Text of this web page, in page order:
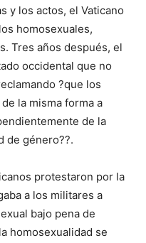
y los actos, el Vaticano
homosexuales,
Tres años después, el
occidental que no
?que los
la misma forma a
de la
de género??.
protestaron por la
a los militares a
bajo pena de
homosexualidad se